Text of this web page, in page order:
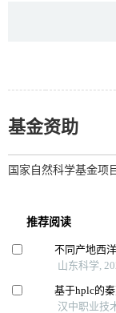
基金资助
国家自然科学基金项